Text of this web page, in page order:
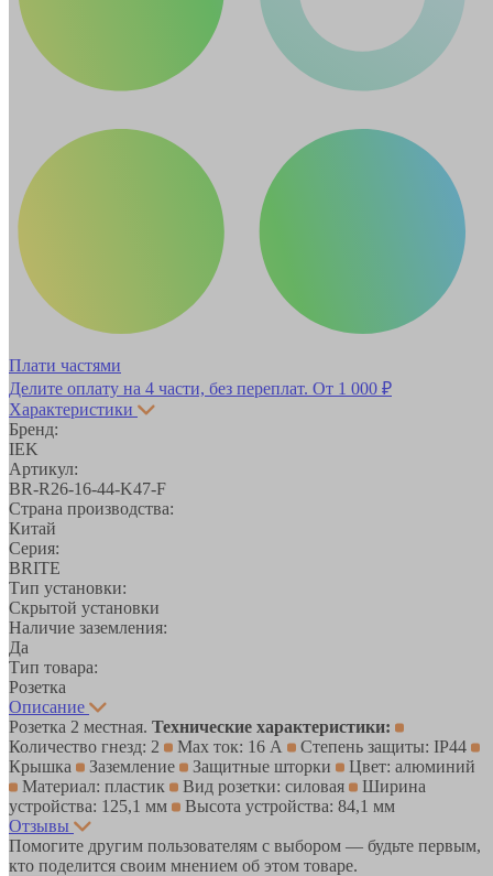
Плати частями
Делите оплату на 4 части, без переплат. От 1 000 ₽
Характеристики
Бренд:
IEK
Артикул:
BR-R26-16-44-K47-F
Страна производства:
Китай
Серия:
BRITE
Тип установки:
Скрытой установки
Наличие заземления:
Да
Тип товара:
Розетка
Описание
Розетка 2 местная. Технические характеристики:
Количество гнезд: 2
Max ток: 16 А
Степень защиты: IP44
Крышка
Заземление Защитные шторки
Цвет: алюминий
Материал: пластик
Вид розетки: силовая
Ширина
устройства: 125,1 мм
Высота устройства: 84,1 мм
Отзывы
Помогите другим пользователям с выбором — будьте первым,
кто поделится своим мнением об этом товаре.